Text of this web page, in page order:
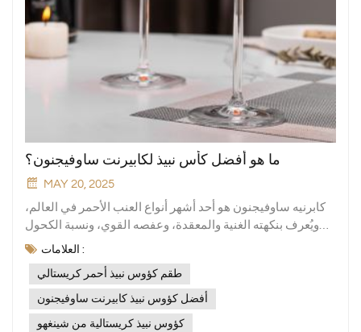
ما هو أفضل كأس نبيذ لكابيرنت ساوفيجنون؟
MAY 20, 2025
كابرنيه ساوفيجنون هو أحد أشهر أنواع العنب الأحمر في العالم،
ويُعرف بنكهته الغنية والمعقدة، وعفصه القوي، ونسبة الكحول
العالية فيه. رائحته تجمع بين نكهات متنوعة، تتراوح بين نكهات
الفواكه الداكنة كالكشمش الأسود والتوت الأسود، ونكهات
التحميص والفانيليا التي تُضفيها براميل البلوط، مما يُبرز ثراءً في
تعدد الطبقات. ولإظهار هذه الخصائص على أكمل وجه، من
الضروري اختيار كأس النبيذ المناسب. تتميز كؤوس النبيذ الأحمر
العلامات :
طقم كؤوس نبيذ أحمر كريستالي
أفضل كؤوس نبيذ كابيرنت ساوفيجنون
كؤوس نبيذ كريستالية من شينغهو